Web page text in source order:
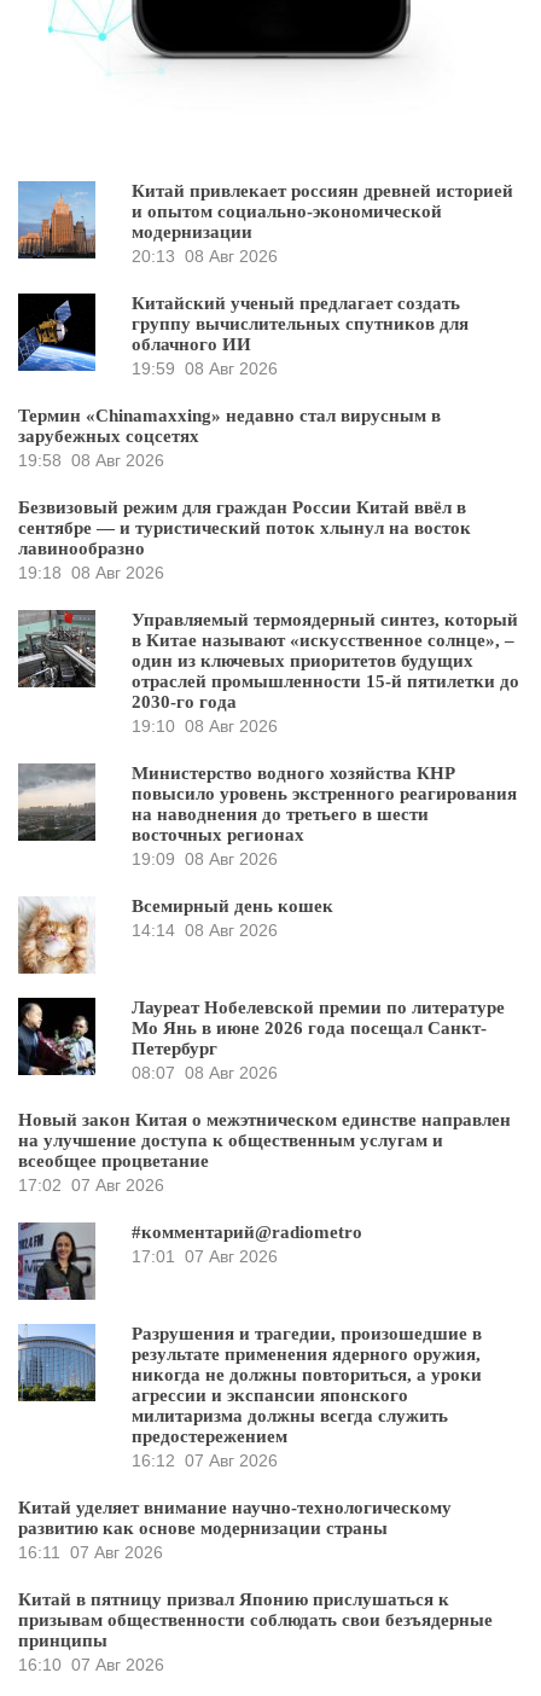
Китай привлекает россиян древней историей
и опытом социально-экономической
модернизации
20:13 08 Авг 2026
Китайский ученый предлагает создать
группу вычислительных спутников для
облачного ИИ
19:59 08 Авг 2026
Термин «Chinamaxxing» недавно стал вирусным в
зарубежных соцсетях
19:58 08 Авг 2026
Безвизовый режим для граждан России Китай ввёл в
сентябре — и туристический поток хлынул на восток
лавинообразно
19:18 08 Авг 2026
Управляемый термоядерный синтез, который
в Китае называют «искусственное солнце», –
один из ключевых приоритетов будущих
отраслей промышленности 15-й пятилетки до
2030-го года
19:10 08 Авг 2026
Министерство водного хозяйства КНР
повысило уровень экстренного реагирования
на наводнения до третьего в шести
восточных регионах
19:09 08 Авг 2026
Всемирный день кошек
14:14 08 Авг 2026
Лауреат Нобелевской премии по литературе
Мо Янь в июне 2026 года посещал Санкт-
Петербург
08:07 08 Авг 2026
Новый закон Китая о межэтническом единстве направлен
на улучшение доступа к общественным услугам и
всеобщее процветание
17:02 07 Авг 2026
#комментарий@radiometro
17:01 07 Авг 2026
Разрушения и трагедии, произошедшие в
результате применения ядерного оружия,
никогда не должны повториться, а уроки
агрессии и экспансии японского
милитаризма должны всегда служить
предостережением
16:12 07 Авг 2026
Китай уделяет внимание научно-технологическому
развитию как основе модернизации страны
16:11 07 Авг 2026
Китай в пятницу призвал Японию прислушаться к
призывам общественности соблюдать свои безъядерные
принципы
16:10 07 Авг 2026